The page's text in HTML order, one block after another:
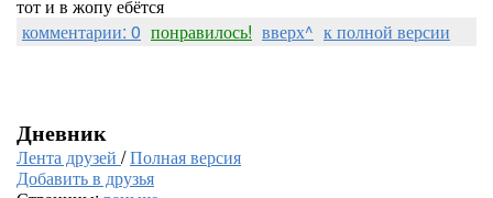
тот и в жопу ебётся
комментарии: 0 понравилось! вверх^ к полной версии
Дневник
Лента друзей /Полная версия
Добавить в друзья